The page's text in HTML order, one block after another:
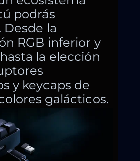
podrás
la
RGB inferior y
la elección
y keycaps de
galácticos.